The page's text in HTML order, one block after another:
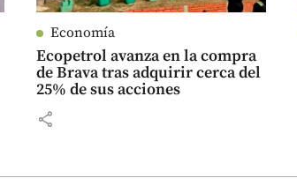
Economía
Ecopetrol avanza en la compra
de Brava tras adquirir cerca del
25% de sus acciones
share